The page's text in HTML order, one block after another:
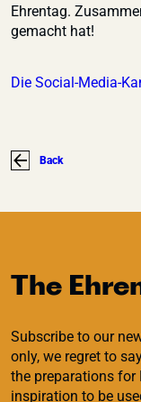
Ehrentag.
gemacht hat!
Die Social-Media-
Back
The
Subscribe to our
only, we regret to
the preparations for
inspiration to be